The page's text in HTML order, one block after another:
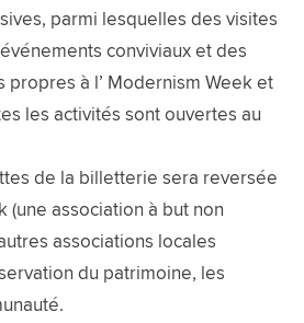
parmi lesquelles des visites
conviviaux et des
propres à l’ Modernism Week et
les activités sont ouvertes au
de la billetterie sera reversée
(une association à but non
associations locales
du patrimoine, les